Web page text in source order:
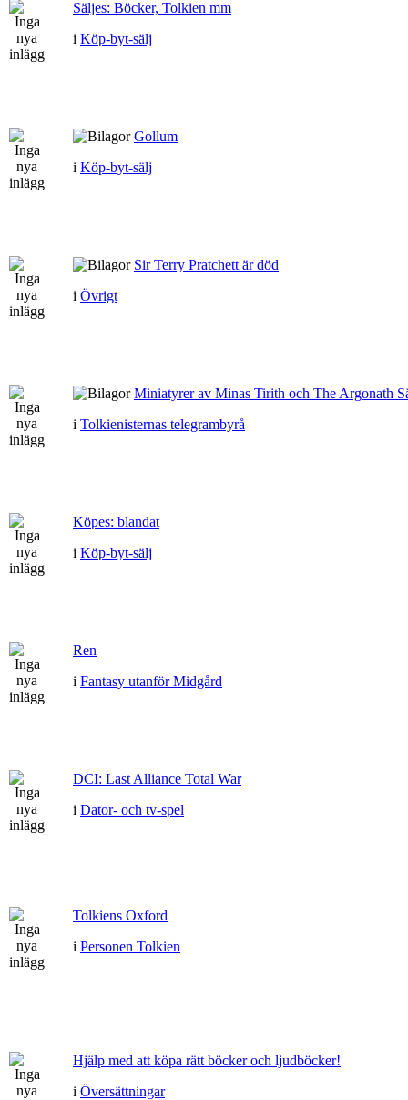
Säljes: Böcker, Tolkien mm
i Köp-byt-sälj
Gollum
i Köp-byt-sälj
Sir Terry Pratchett är död
i Övrigt
Miniatyrer av Minas Tirith och The Argonath
i Tolkienisternas telegrambyrå
Köpes: blandat
i Köp-byt-sälj
Ren
i Fantasy utanför Midgård
DCI: Last Alliance Total War
i Dator- och tv-spel
Tolkiens Oxford
i Personen Tolkien
Hjälp med att köpa rätt böcker och ljudböcker!
i Översättningar